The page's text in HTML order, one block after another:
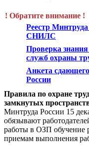
! Обратите внимание !
Реестр
СНИЛС
Проверка
служб охраны
Анкета
России
Правила по охране
замкнутых
Минтруда России 15
обязывают
работы в ОЗП обучение
приемам выполнения